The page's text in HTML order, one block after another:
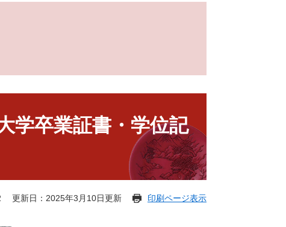
学卒業証書・学位記
更新日：2025年3月10日更新 印刷ページ表示